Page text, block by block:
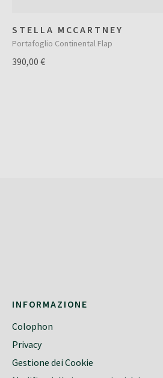
STELLA MCCARTNEY
Portafoglio Continental Flap
390,00 €
INFORMAZIONE
Colophon
Privacy
Gestione dei Cookie